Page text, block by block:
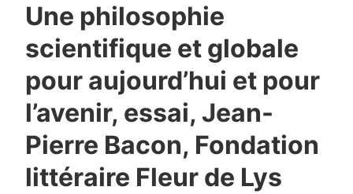
Une philosophie
scientifique et globale
pour aujourd’hui et pour
l’avenir, essai, Jean-
Pierre Bacon, Fondation
littéraire Fleur de Lys